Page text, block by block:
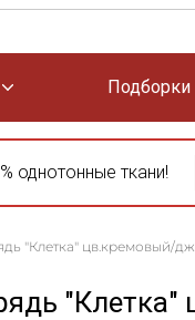
Подборки
однотонные ткани!
"Клетка" цв.кремовый/